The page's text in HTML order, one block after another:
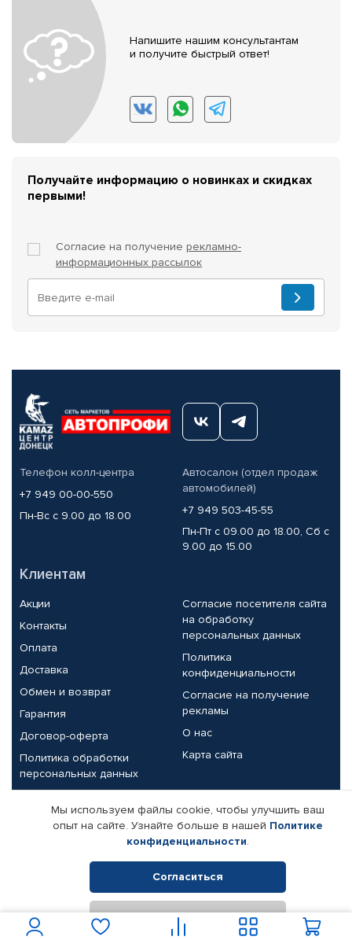
Напишите нашим консультантам
и получите быстрый ответ!
Получайте информацию о новинках и скидках
первыми!
Согласие на получение рекламно-
информационных рассылок
Телефон колл-центра
+7 949 00-00-550
Пн-Вс с 9.00 до 18.00
Автосалон (отдел продаж
автомобилей)
+7 949 503-45-55
Пн-Пт с 09.00 до 18.00, Сб с
9.00 до 15.00
Клиентам
Акции
Контакты
Оплата
Доставка
Обмен и возврат
Гарантия
Договор-оферта
Политика обработки
персональных данных
Согласие посетителя сайта
на обработку
персональных данных
Политика
конфиденциальности
Согласие на получение
рекламы
О нас
Карта сайта
Партнерам
Корпоративным клиентам
Поставщикам
Реквизиты компании
© КАМАЗ ЦЕНТР ДОНЕЦК, 2015-2026. Все права защищены.
Интернет-магазин автомобильных товаров Автопрофи.
Мы используем файлы cookie, чтобы улучшить ваш
опыт на сайте. Узнайте больше в нашей Политике
конфиденциальности.
Согласиться
Отклонить